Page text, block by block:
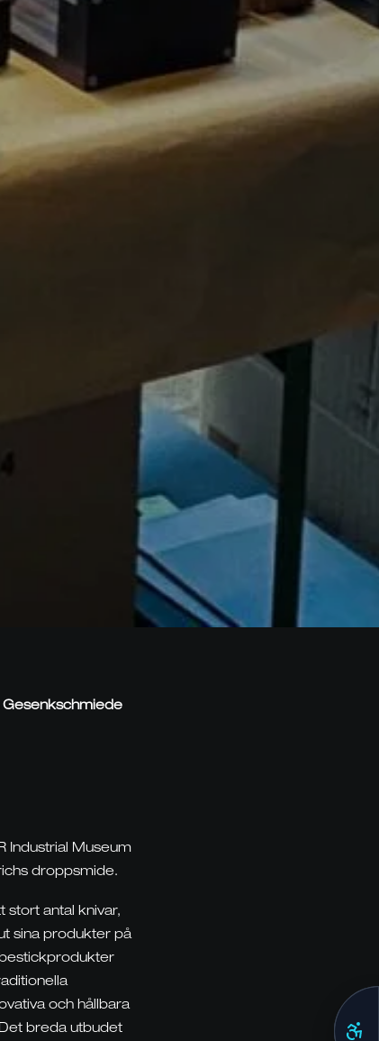
Gesenkschmiede
Industrial Museum
droppsmide.
stort antal knivar,
sina produkter på
och hållbara
breda utbudet